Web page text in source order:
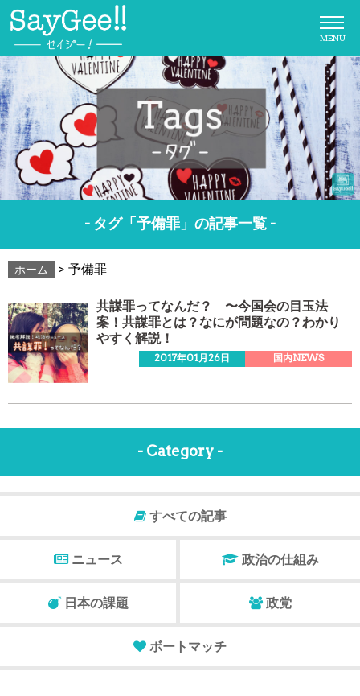
MENU
- タグ「予備罪」の記事一覧 -
ホーム > 予備罪
共謀罪ってなんだ？ 〜今国会の目玉法
案！共謀罪とは？なにが問題なの？わかり
やすく解説！
国内NEWS
2017年01月26日
- Category -
すべての記事
ニュース 政治の仕組み
日本の課題 政党
ボートマッチ